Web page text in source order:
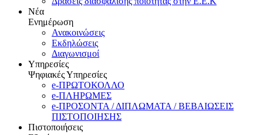
Νέα
Ενημέρωση
Ανακοινώσεις
Εκδηλώσεις
Διαγωνισμοί
Υπηρεσίες
Ψηφιακές Υπηρεσίες
e-ΠΡΩΤΟΚΟΛΛΟ
e-ΠΛΗΡΩΜΕΣ
e-ΠΡΟΣΟΝΤΑ / ΔΙΠΛΩΜΑΤΑ / ΒΕΒΑΙΩΣΕΙΣ
ΠΙΣΤΟΠΟΙΗΣΗΣ
Πιστοποιήσεις